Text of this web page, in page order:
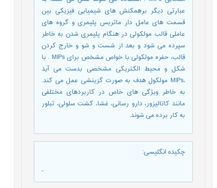
عبارتی دیگر برهمکنش های شیمیایی فیزیکی بین
قسمت های عامل دار ماتریس پلیمری و گروه های
عاملی قالب مولکولی در هنگام پلیمری شدن به خاطر
سپرده می شود و بعد از شست و شو و خارج کردن
قالب، حفره مولکولی با خواص مشخص برای MIPs . با
شکل و محیط الکتریکی مشخصی بدست می آید
،MIPs مولکول هدف به صورت گزینشی عمل می کند.
به خاطر ویژگی های خاص در کاربردهای مختلفی
مانند کاتالیزور، دارو رسانی، غشا، کشت سلولی، تبلور
به کار برده می شوند.
چکیده انگلیسی: